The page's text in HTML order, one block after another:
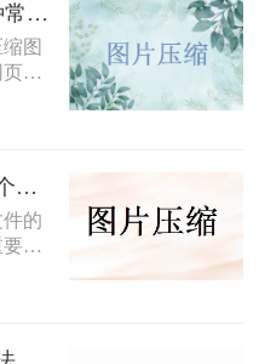
怎么压缩图片大小？教你3种常用压缩方法！
图
加
压
缩
图片怎样免费压缩？分享二个简单易用的压缩方法！
的
影
、
是
文